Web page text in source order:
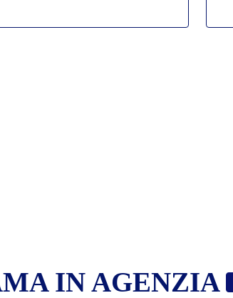
IN AGENZIA